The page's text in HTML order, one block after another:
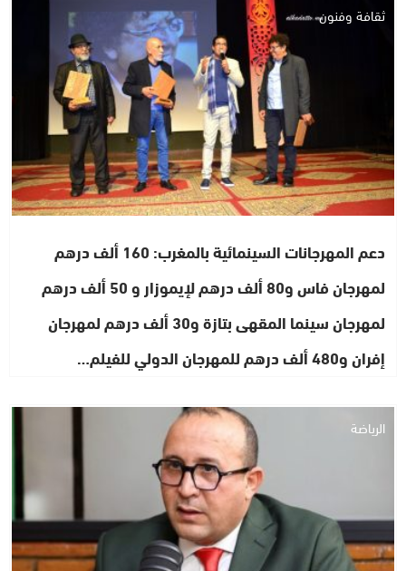
ثقافة وفنون
دعم المهرجانات السينمائية بالمغرب: 160 ألف درهم
لمهرجان فاس و80 ألف درهم لإيموزار و 50 ألف درهم
لمهرجان سينما المقهى بتازة و30 ألف درهم لمهرجان
إفران و480 ألف درهم للمهرجان الدولي للفيلم…
الرياضة